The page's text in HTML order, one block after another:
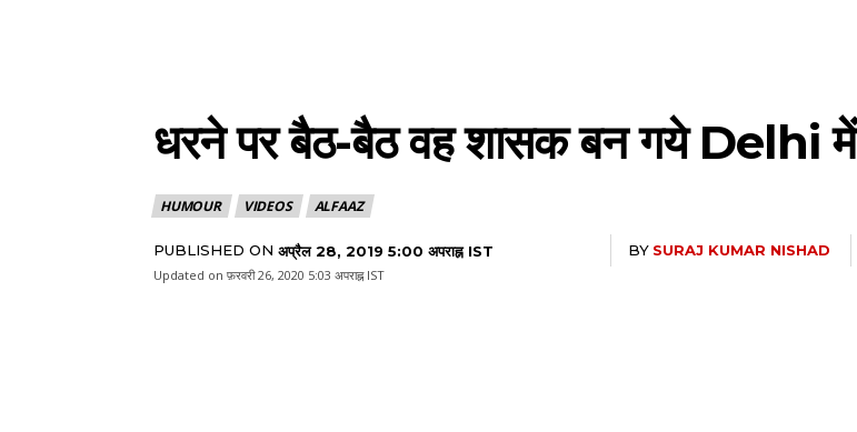
धरने पर बैठ-बैठ व‍ह शासक बन गये Delhi में
HUMOUR VIDEOS ALFAAZ
PUBLISHED ON अप्रैल 28, 2019 5:00 अपराह्न IST BY SURAJ KUMAR NISHAD
Updated on फ़रवरी 26, 2020 5:03 अपराह्न IST